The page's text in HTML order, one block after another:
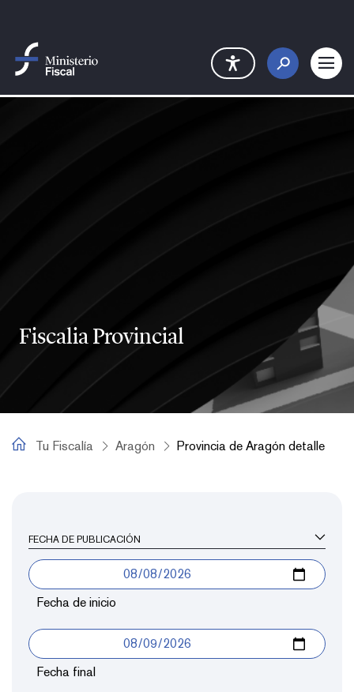
Fiscalia Provincial
Tu Fiscalía
Tu Fiscalía Aragón Provincia de Aragón detalle
FECHA DE PUBLICACIÓN
Fecha de inicio
Fecha final